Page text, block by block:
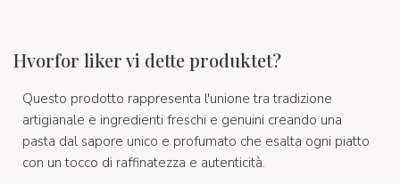
Hvorfor liker vi dette produktet?
Questo prodotto rappresenta l'unione tra tradizione
artigianale e ingredienti freschi e genuini creando una
pasta dal sapore unico e profumato che esalta ogni piatto
con un tocco di raffinatezza e autenticità.